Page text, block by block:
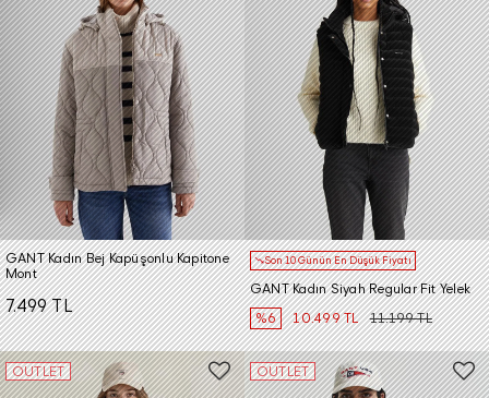
GANT Kadın Bej Kapüşonlu Kapitone
Mont
7.499 TL
Son 10 Günün En Düşük Fiyatı
GANT Kadın Siyah Regular Fit Yelek
%6
10.499 TL 11.199 TL
OUTLET OUTLET